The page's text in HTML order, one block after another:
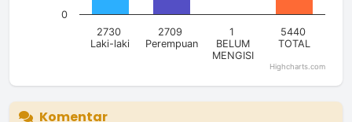
2730
Laki-laki
2709
Perempuan
1
BELUM
MENGISI
5440
TOTAL
0
Highcharts.com
Komentar